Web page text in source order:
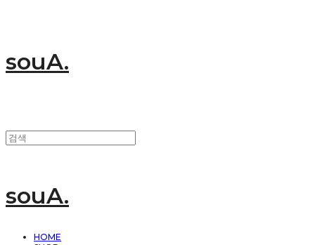
souA.
souA.
HOME